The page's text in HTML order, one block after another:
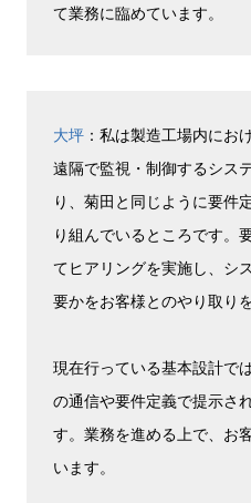
て業務に臨めています。
大坪 ：私は製造工場内にお
遠隔で監視・制御するシス
り、菊田と同じように要件
り組んでいるところです。
てヒアリングを実施し、シ
要かをお客様とのやり取り
現在行っている基本設計で
の通信や要件定義で提示さ
す。業務を進める上で、お
います。